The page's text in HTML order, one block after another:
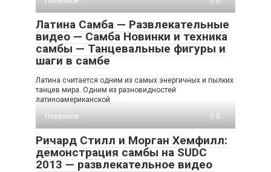
Латина Самба — Развлекательные
видео — Самба Новинки и техника
самбы — Танцевальные фигуры и
шаги в самбе
Латина считается одним из самых энергичных и пылких
танцев мира. Одним из разновидностей
латиноамериканской
Полезное
0
Ричард Стилл и Морган Хемфилл:
демонстрация самбы на SUDC
2013 — развлекательное видео